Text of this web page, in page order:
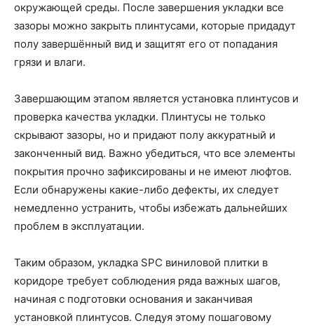
окружающей среды. После завершения укладки все
зазоры можно закрыть плинтусами, которые придадут
полу завершённый вид и защитят его от попадания
грязи и влаги.
Завершающим этапом является установка плинтусов и
проверка качества укладки. Плинтусы не только
скрывают зазоры, но и придают полу аккуратный и
законченный вид. Важно убедиться, что все элементы
покрытия прочно зафиксированы и не имеют люфтов.
Если обнаружены какие-либо дефекты, их следует
немедленно устранить, чтобы избежать дальнейших
проблем в эксплуатации.
Таким образом, укладка SPC виниловой плитки в
коридоре требует соблюдения ряда важных шагов,
начиная с подготовки основания и заканчивая
установкой плинтусов. Следуя этому пошаговому